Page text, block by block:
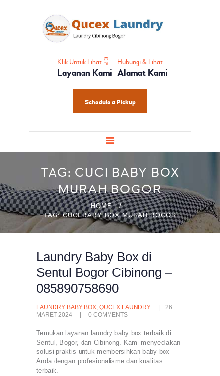
Klik Untuk Lihat 👇
Layanan Kami
Hubungi & Lihat
Alamat Kami
Schedule a Pickup
TAG: CUCI BABY BOX
MURAH BOGOR
HOME
TAG: CUCI BABY BOX MURAH BOGOR
PROFIL
HOME CARE
SHOES CARE
BABY CARE
PAKET LAUNDRY
PELATIHAN
Laundry Baby Box di
Sentul Bogor Cibinong –
085890758690
LAUNDRY BABY BOX QUCEX LAUNDRY
26
MARET 2024
0 COMMENTS
Temukan layanan laundry baby box terbaik di
Sentul, Bogor, dan Cibinong. Kami menyediakan
solusi praktis untuk membersihkan baby box
Anda dengan profesionalisme dan kualitas
terbaik.